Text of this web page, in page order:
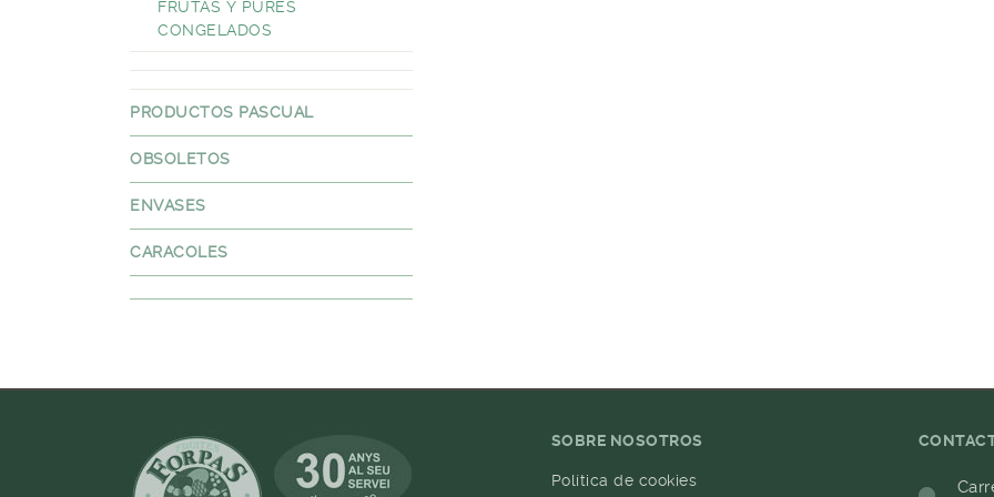
FRUTAS Y PURES
CONGELADOS
PRODUCTOS PASCUAL
OBSOLETOS
ENVASES
CARACOLES
SOBRE NOSOTROS
Política de cookies